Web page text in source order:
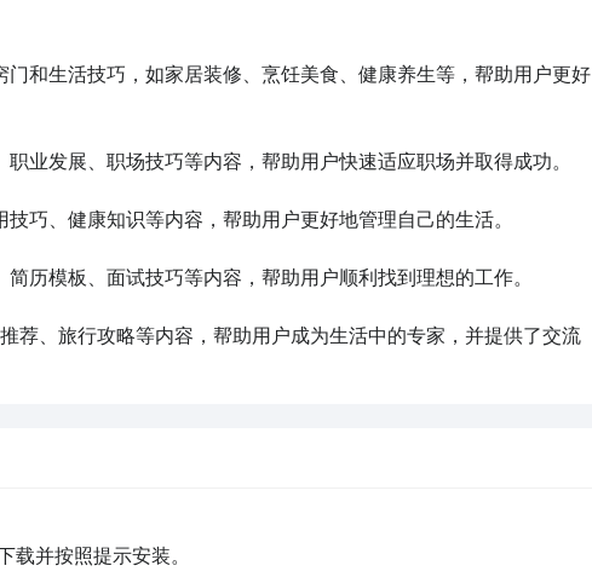
和生活技巧，如家居装修、烹饪美食、健康养生等，帮助用户更好
业发展、职场技巧等内容，帮助用户快速适应职场并取得成功。
巧、健康知识等内容，帮助用户更好地管理自己的生活。
历模板、面试技巧等内容，帮助用户顺利找到理想的工作。
荐、旅行攻略等内容，帮助用户成为生活中的专家，并提供了交流